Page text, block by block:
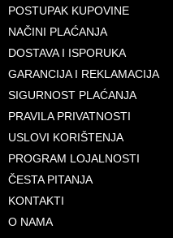
POSTUPAK KUPOVINE
NAČINI PLAĆANJA
DOSTAVA I ISPORUKA
GARANCIJA I REKLAMACIJA
SIGURNOST PLAĆANJA
PRAVILA PRIVATNOSTI
USLOVI KORIŠTENJA
PROGRAM LOJALNOSTI
ČESTA PITANJA
KONTAKTI
O NAMA